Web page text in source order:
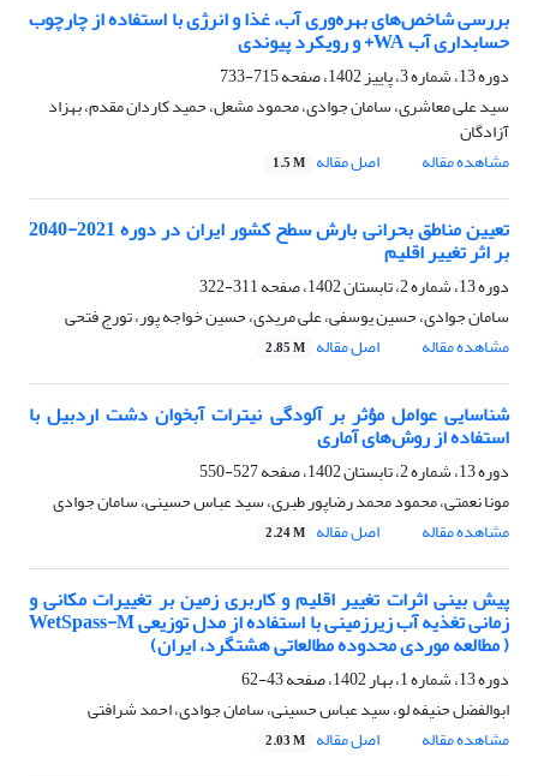
بررسی شاخص‌های بهره‌وری آب، غذا و انرژی با استفاده از چارچوب
حسابداری آب WA+ و رویکرد پیوندی
دوره 13، شماره 3، پاییز 1402، صفحه
715-733
سید علی معاشری، سامان جوادی، محمود مشعل، حمید کاردان مقدم، بهزاد
آزادگان
مشاهده مقاله
اصل مقاله 1.5 M
تعیین مناطق بحرانی بارش سطح کشور ایران در دوره 2021-2040
بر اثر تغییر اقلیم
دوره 13، شماره 2، تابستان 1402، صفحه
311-322
سامان جوادی، حسین یوسفی، علی مریدی، حسین خواجه پور، تورج فتحی
مشاهده مقاله
اصل مقاله 2.85 M
شناسایی عوامل مؤثر بر آلودگی نیترات آبخوان دشت اردبیل با
استفاده از روش‌های آماری
دوره 13، شماره 2، تابستان 1402، صفحه
527-550
مونا نعمتی، محمود محمد رضاپور طبری، سید عباس حسینی، سامان جوادی
مشاهده مقاله
اصل مقاله 2.24 M
پیش بینی اثرات تغییر اقلیم و کاربری زمین بر تغییرات مکانی و
زمانی تغذیه آب زیرزمینی با استفاده از مدل توزیعی WetSpass-M
( مطالعه موردی محدوده مطالعاتی هشتگرد، ایران)
دوره 13، شماره 1، بهار 1402، صفحه
43-62
ابوالفضل حنیفه لو، سید عباس حسینی، سامان جوادی، احمد شرافتی
مشاهده مقاله
اصل مقاله 2.03 M